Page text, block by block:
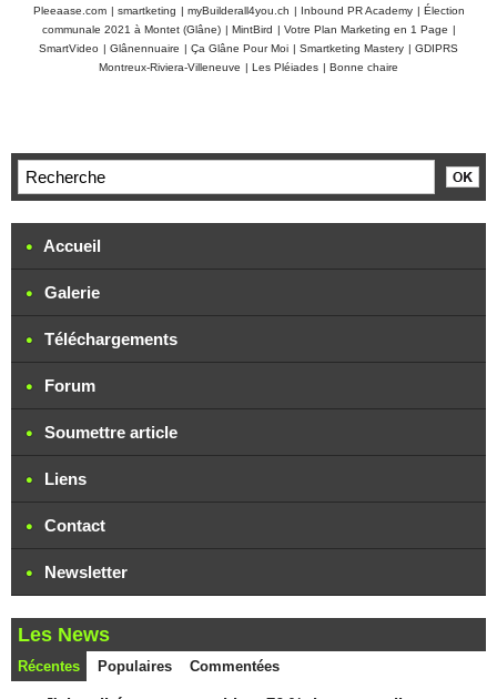
Pleeaase.com | smartketing | myBuilderall4you.ch | Inbound PR Academy | Élection
communale 2021 à Montet (Glâne) | MintBird | Votre Plan Marketing en 1 Page |
SmartVideo | Glânennuaire | Ça Glâne Pour Moi | Smartketing Mastery | GDIPRS
Montreux-Riviera-Villeneuve | Les Pléiades | Bonne chaire
Accueil
Galerie
Téléchargements
Forum
Soumettre article
Liens
Contact
Newsletter
Les News
Récentes Populaires Commentées